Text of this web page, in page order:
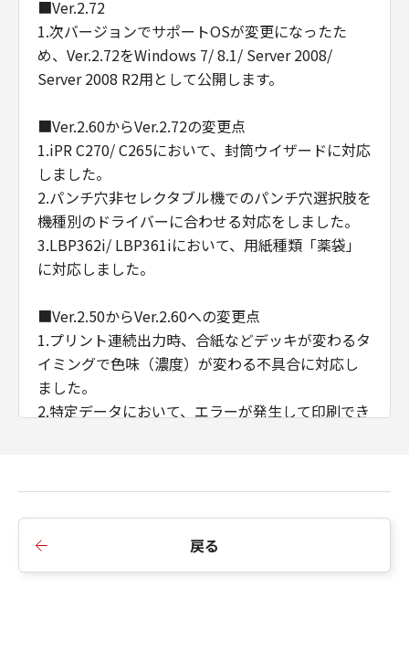
■Ver.2.72
1.次バージョンでサポートOSが変更になったた
め、Ver.2.72をWindows 7/ 8.1/ Server 2008/
Server 2008 R2用として公開します。
■Ver.2.60からVer.2.72の変更点
1.iPR C270/ C265において、封筒ウイザードに対応
しました。
2.パンチ穴非セレクタブル機でのパンチ穴選択肢を
機種別のドライバーに合わせる対応をしました。
3.LBP362i/ LBP361iにおいて、用紙種類「薬袋」
に対応しました。
■Ver.2.50からVer.2.60への変更点
1.プリント連続出力時、合紙などデッキが変わるタ
イミングで色味（濃度）が変わる不具合に対応し
ました。
2.特定データにおいて、エラーが発生して印刷でき
5.AMSのWSD/IPP接続時のIPアドレス/ホスト名の
取得に対応しました。
戻る